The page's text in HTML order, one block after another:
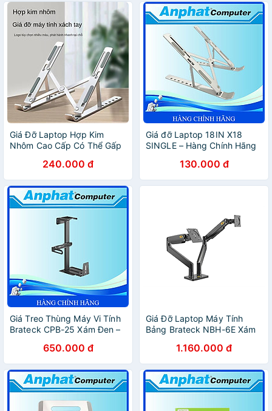
Giá Đỡ Laptop Hợp Kim
Nhôm Cao Cấp Có Thể Gấp
Macbook, Máy Tính Xách
Tay - 07 Vị Trí Điều Chỉnh
Góc Độ - Hàng Chính Hãng
240.000 đ
Giá đỡ Laptop 18IN X18
SINGLE – Hàng Chính Hãng
130.000 đ
Giá Treo Thùng Máy Vi Tính
Brateck CPB-25 Xám Đen –
650.000 đ
Giá Đỡ Laptop Máy Tính
Bảng Brateck NBH-6E Xám
1.160.000 đ